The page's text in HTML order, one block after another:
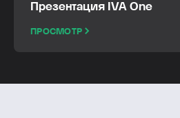
Презентация IVA One
ПРОСМОТР